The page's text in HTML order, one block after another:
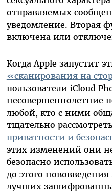
отправляемых
уведомление. Вторая
включена или
Когда Apple запустит
«сканирования на
пользователи iCloud
несовершеннолетние
любой, кто с ними
тщательно
приватности и
этих изменений они
безопасно
до этого
лучших